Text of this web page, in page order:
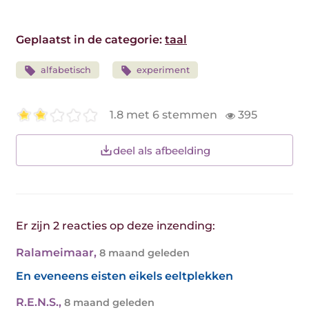
Geplaatst in de categorie: taal
alfabetisch experiment
1.8 met 6 stemmen 395
deel als afbeelding
Er zijn 2 reacties op deze inzending:
Ralameimaar, 8 maand geleden
En eveneens eisten eikels eeltplekken
R.E.N.S., 8 maand geleden